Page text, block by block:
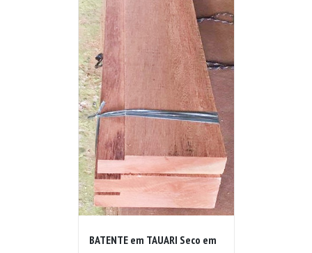
BATENTE em TAUARI Seco em